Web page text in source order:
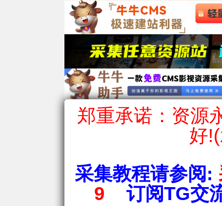
郑重承诺：资源
好
采集教程请参阅:
9
订阅TG交